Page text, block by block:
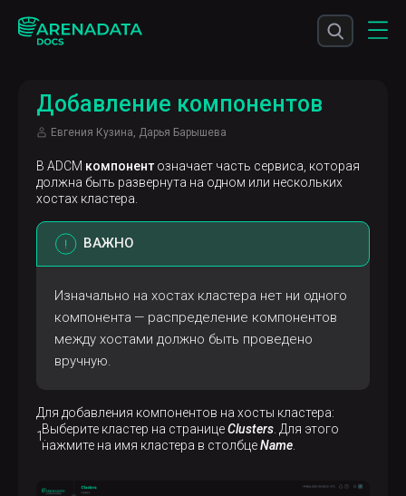
Добавление компонентов
Евгения Кузина, Дарья Барышева
В ADCM компонент означает часть сервиса, которая
должна быть развернута на одном или нескольких
хостах кластера.
ВАЖНО
Изначально на хостах кластера нет ни одного
компонента — распределение компонентов
между хостами должно быть проведено
вручную.
Для добавления компонентов на хосты кластера:
Выберите кластер на страницеClusters . Для этого
нажмите на имя кластера в столбцеName